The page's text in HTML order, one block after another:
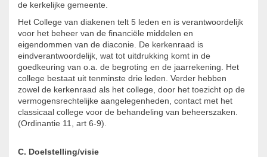
de kerkelijke gemeente.
Het College van diakenen telt 5 leden en is verantwoordelijk
voor het beheer van de financiële middelen en
eigendommen van de diaconie. De kerkenraad is
eindverantwoordelijk, wat tot uitdrukking komt in de
goedkeuring van o.a. de begroting en de jaarrekening. Het
college bestaat uit tenminste drie leden. Verder hebben
zowel de kerkenraad als het college, door het toezicht op de
vermogensrechtelijke aangelegenheden, contact met het
classicaal college voor de behandeling van beheerszaken.
(Ordinantie 11, art 6-9).
C. Doelstelling/visie